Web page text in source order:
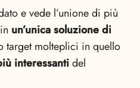
e vede l’unione di più
un’unica soluzione di
target molteplici in quello
interessantidel